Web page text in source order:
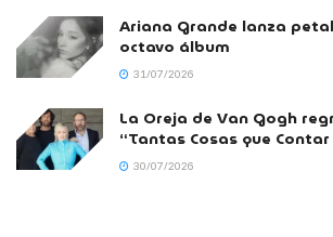
Ariana Grande lanza
octavo álbum
31/07/2026
La Oreja de Van Gogh
“Tantas Cosas que
30/07/2026